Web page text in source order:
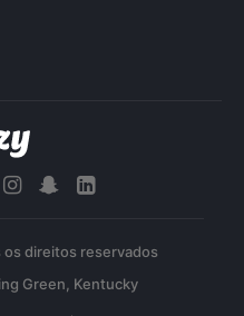
os direitos reservados